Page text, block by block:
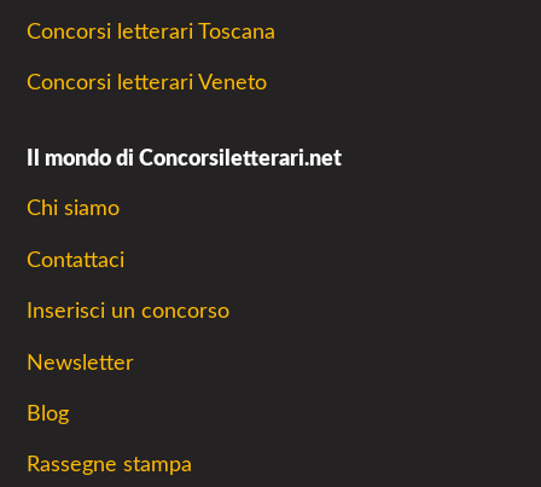
Concorsi letterari Toscana
Concorsi letterari Veneto
Il mondo di Concorsiletterari.net
Chi siamo
Contattaci
Inserisci un concorso
Newsletter
Blog
Rassegne stampa